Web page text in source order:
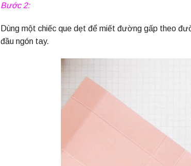
Bước 2:
Dùng một chiếc que dẹt để miết đường gấp theo
đầu ngón tay.